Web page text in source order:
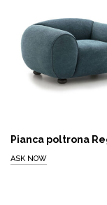
Pianca poltrona
ASK NOW